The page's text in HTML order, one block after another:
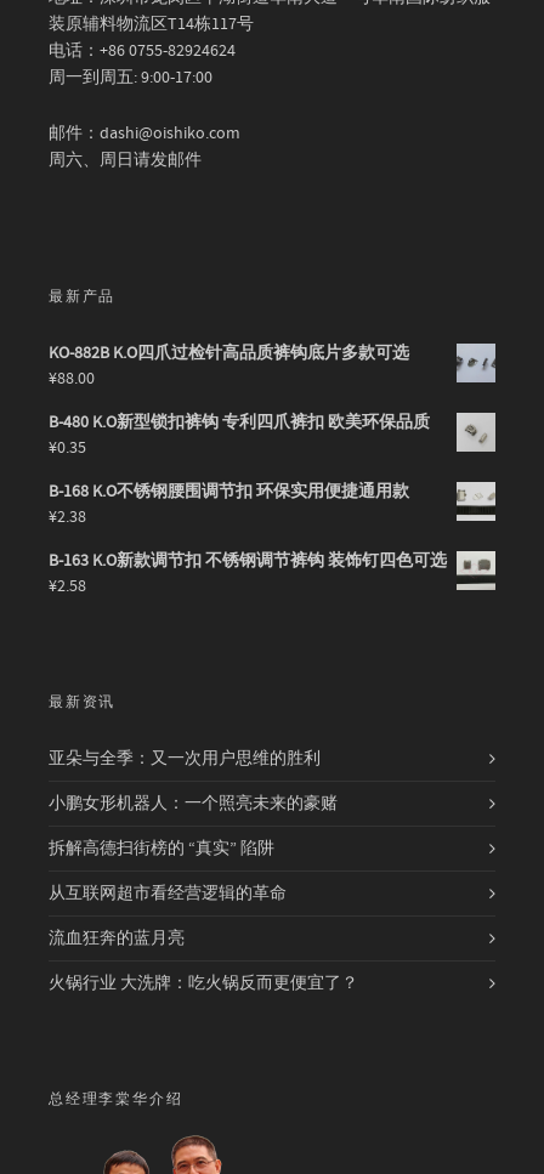
装原辅料物流区T14栋117号
电话：+86 0755-82924624
周一到周五: 9:00-17:00
邮件：dashi@oishiko.com
周六、周日请发邮件
最新产品
KO-882B K.O四爪过检针高品质裤钩底片多款可选
¥88.00
B-480 K.O新型锁扣裤钩 专利四爪裤扣 欧美环保品质
¥0.35
B-168 K.O不锈钢腰围调节扣 环保实用便捷通用款
¥2.38
B-163 K.O新款调节扣 不锈钢调节裤钩 装饰钉四色可选
¥2.58
最新资讯
亚朵与全季：又一次用户思维的胜利
小鹏女形机器人：一个照亮未来的豪赌
拆解高德扫街榜的 “真实” 陷阱
从互联网超市看经营逻辑的革命
流血狂奔的蓝月亮
火锅行业 大洗牌：吃火锅反而更便宜了？
总经理李棠华介绍